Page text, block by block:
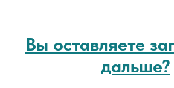
Вы оставляете
дальше?